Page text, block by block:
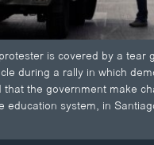
ຍສຽງ
is covered by a tear
during a rally in which
that the government make
education system, in